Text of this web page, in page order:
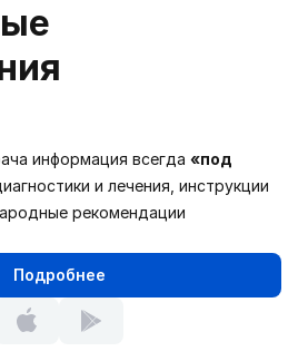
информация всегда «под
и лечения, инструкции
рекомендации
Подробнее